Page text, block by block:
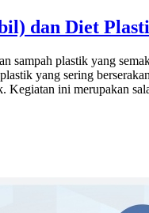
dan Diet
sampah plastik yang
yang sering
Kegiatan ini merupakan